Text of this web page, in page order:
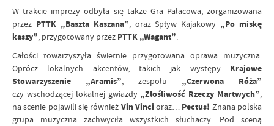
W trakcie imprezy odbyła się także Gra Pałacowa, zorganizowana
przez PTTK „Baszta Kaszana”, oraz Spływ Kajakowy „Po miskę
kaszy”, przygotowany przez PTTK „Wagant”.
Całości towarzyszyła świetnie przygotowana oprawa muzyczna.
Oprócz lokalnych akcentów, takich jak występy Krajowe
Stowarzyszenie „Aramis”, zespołu „Czerwona Róża”
czy wschodzącej lokalnej gwiazdy „Złośliwość Rzeczy Martwych”,
na scenie pojawili się również Vin Vinci oraz… Pectus! Znana polska
grupa muzyczna zachwyciła wszystkich słuchaczy. Pod sceną